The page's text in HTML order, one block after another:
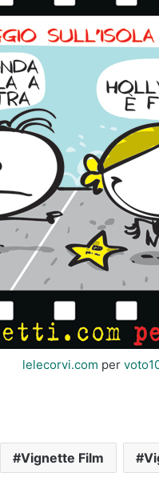
lelecorvi.com per
Vignette Film